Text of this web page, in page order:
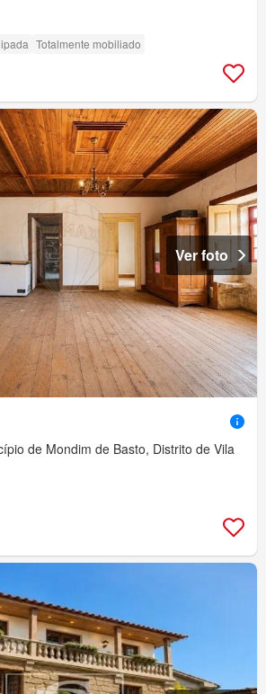
Totalmente mobiliado
Ver foto
de Mondim de Basto, Distrito de Vila